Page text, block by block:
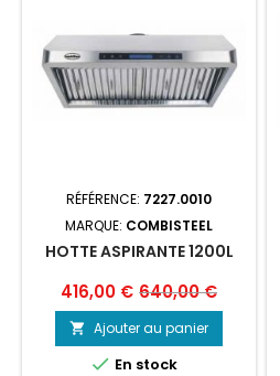
RÉFÉRENCE: 7227.0010
MARQUE: COMBISTEEL
HOTTE ASPIRANTE 1200L
Prix
416,00 € Prix
de
base
640,00 €
 Ajouter au panier
 En stock